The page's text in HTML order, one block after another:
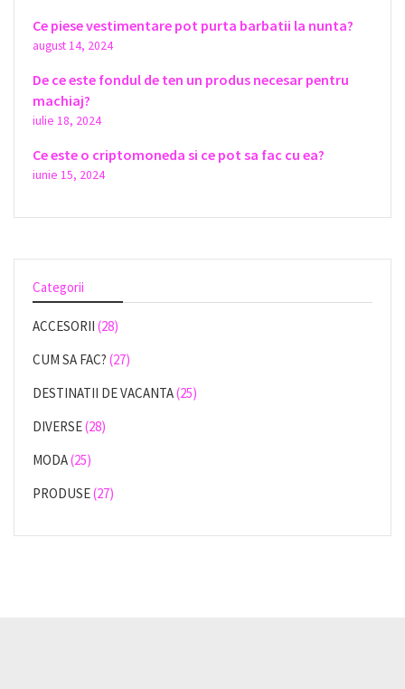
Ce piese vestimentare pot purta barbatii la nunta?
august 14, 2024
De ce este fondul de ten un produs necesar pentru
machiaj?
iulie 18, 2024
Ce este o criptomoneda si ce pot sa fac cu ea?
iunie 15, 2024
Categorii
ACCESORII (28)
CUM SA FAC? (27)
DESTINATII DE VACANTA(25)
DIVERSE(28)
MODA(25)
PRODUSE(27)